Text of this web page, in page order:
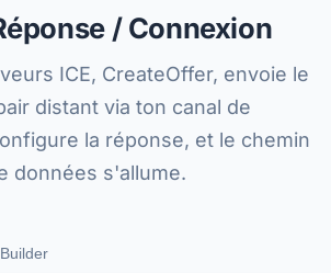
/ Connexion
ICE, CreateOffer, envoie le
distant via ton canal de
la réponse, et le chemin
données s'allume.